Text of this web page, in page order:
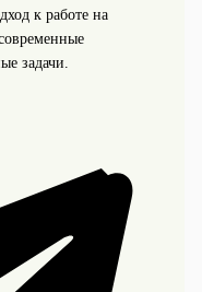
к работе на
задачи.